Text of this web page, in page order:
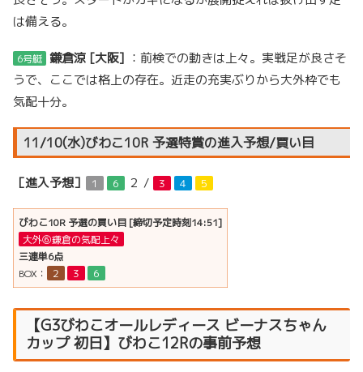
は備える。
6号艇 鎌倉涼 [大阪] ：前検での動きは上々。実戦足が良さそ
うで、ここでは格上の存在。近走の充実ぶりから大外枠でも
気配十分。
11/10(水)びわこ10R 予選特賞の進入予想/買い目
［進入予想］ １ ６ ２ / ３ ４ ５
びわこ10R 予選の買い目 [締切予定時刻14:51]
大外⑥鎌倉の気配上々
三連単6点
BOX：
２ ３ ６
【G3びわこオールレディース ビーナスちゃん
カップ 初日】びわこ12Rの事前予想